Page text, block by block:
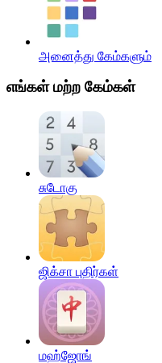
அனைத்து கேம்களும்
எங்கள் மற்ற கேம்கள்
சுடோகு
ஜிக்சா புதிர்கள்
மஹ்ஜோங்